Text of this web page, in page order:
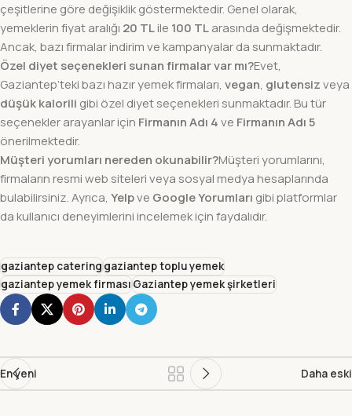
çeşitlerine göre değişiklik göstermektedir. Genel olarak,
yemeklerin fiyat aralığı 20 TLile 100 TLarasında değişmektedir.
Ancak, bazı firmalar indirim ve kampanyalar da sunmaktadır.
Özel diyet seçenekleri sunan firmalar var mı?Evet,
Gaziantep’teki bazı hazır yemek firmaları, vegan, glutensizveya
düşük kalorili gibi özel diyet seçenekleri sunmaktadır. Bu tür
seçenekler arayanlar için Firmanın Adı 4ve Firmanın Adı 5
önerilmektedir.
Müşteri yorumları nereden okunabilir?Müşteri yorumlarını,
firmaların resmi web siteleri veya sosyal medya hesaplarında
bulabilirsiniz. Ayrıca, Yelpve Google Yorumları gibi platformlar
da kullanıcı deneyimlerini incelemek için faydalıdır.
gaziantep cateringgaziantep toplu yemek
gaziantep yemek firmasıGaziantep yemek şirketleri
En yeni Daha eski